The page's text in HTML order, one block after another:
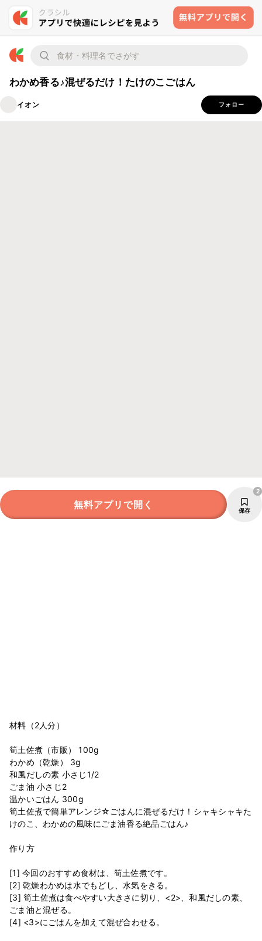
わかめ香る♪混ぜるだけ！たけのこごはん
イオン フォロー
無料アプリで開く 保存
2
材料（2人分）
筍土佐煮（市販） 100g
わかめ（乾燥） 3g
和風だしの素 小さじ1/2
ごま油 小さじ2
温かいごはん 300g
筍土佐煮で簡単アレンジ☆ごはんに混ぜるだけ！シャキシャキた
けのこ、わかめの風味にごま油香る絶品ごはん♪
作り方
[1] 今回のおすすめ食材は、筍土佐煮です。
[2] 乾燥わかめは水でもどし、水気をきる。
[3] 筍土佐煮は食べやすい大きさに切り、<2>、和風だしの素、
ごま油と混ぜる。
[4] <3>にごはんを加えて混ぜ合わせる。